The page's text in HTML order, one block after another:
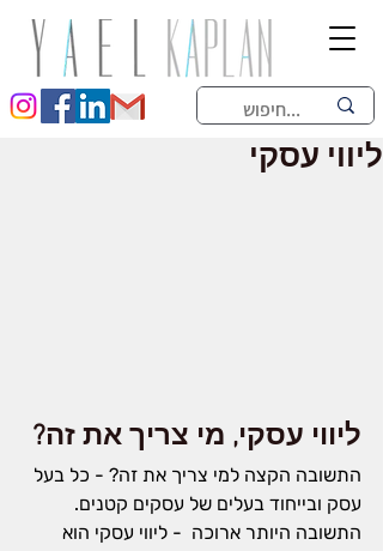
ליווי עסקי
ליווי עסקי, מי צריך את זה?
התשובה הקצה למי צריך את זה? - כל בעל
עסק ובייחוד בעלים של עסקים קטנים.
התשובה היותר ארוכה  - ליווי עסקי הוא